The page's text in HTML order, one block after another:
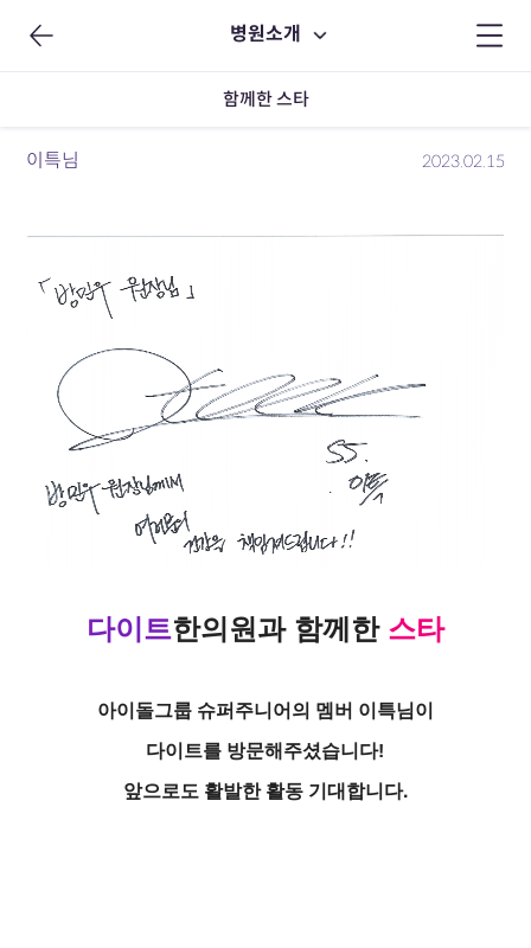
병원소개
함께한 스타
이특님 2023.02.15
다이트한의원 과함께한 스타
아이돌그룹 슈퍼주니어의 멤버 이특님이
다이트를 방문해주셨습니다!
앞으로도 활발한 활동 기대합니다.